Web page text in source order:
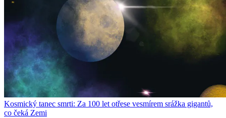
Kosmický tanec smrti: Za 100 let otřese vesmírem srážka gigantů,
co čeká Zemi